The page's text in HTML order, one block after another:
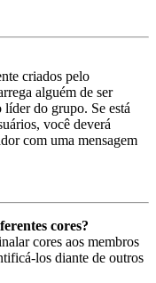
criados pelo
alguém de ser
líder do grupo. Se está
você deverá
com uma mensagem
cores?
cores aos membros
los diante de outros